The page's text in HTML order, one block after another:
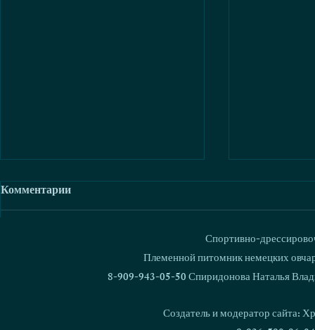
Комментарии
Спортивно-
Племенной питомник немецких
8-909-943-05-50 Спиридонова Наталья
Создатель и модератор сайта: